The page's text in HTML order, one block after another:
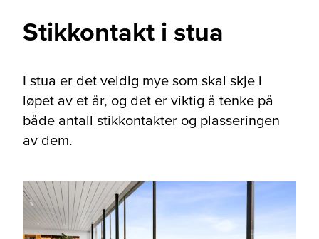
Stikkontakt i stua
I stua er det veldig mye som skal skje i
løpet av et år, og det er viktig å tenke på
både antall stikkontakter og plasseringen
av dem.